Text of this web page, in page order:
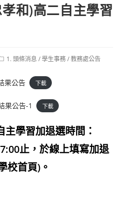
和)高二自主學習
1. 頭條消息 /學生事務/教務處公告
果公告 下載
果公告-1 下載
學習加退選時間：
止，於線上填寫加退
校首頁)。